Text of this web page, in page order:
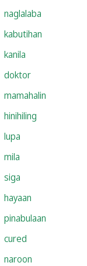
naglalaba
kabutihan
kanila
doktor
mamahalin
hinihiling
lupa
mila
siga
hayaan
pinabulaan
cured
naroon